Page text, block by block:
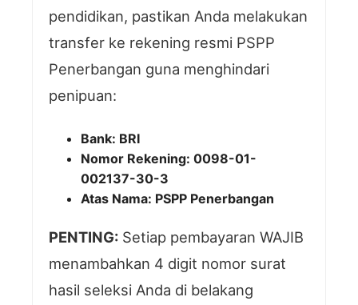
pendidikan, pastikan Anda melakukan
transfer ke rekening resmi PSPP
Penerbangan guna menghindari
penipuan:
Bank: BRI
Nomor Rekening: 0098-01-
002137-30-3
Atas Nama: PSPP Penerbangan
PENTING: Setiap pembayaran WAJIB
menambahkan 4 digit nomor surat
hasil seleksi Anda di belakang